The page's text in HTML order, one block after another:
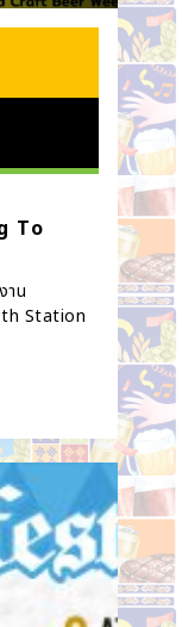
To
าน
Station